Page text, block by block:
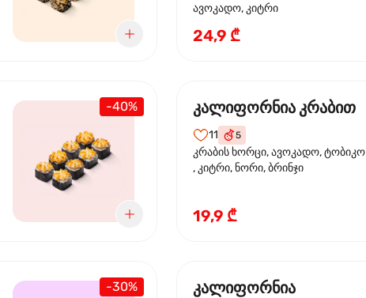
ავოკადო, კიტრი
24,9 ₾
-40% კალიფორნია კრაბით
11 5
კრაბის ხორცი, ავოკადო, ტობიკო
, კიტრი, ნორი, ბრინჯი
19,9 ₾
-30%
კალიფორნია